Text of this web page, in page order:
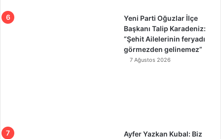
Yeni Parti Oğuzlar İlçe
Başkanı Talip Karadeniz:
“Şehit Ailelerinin feryadı
görmezden gelinemez”
7 Ağustos 2026
Ayfer Yazkan Kubal: Biz